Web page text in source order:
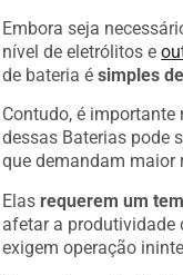
Embora seja
nível de eletrólitos e
de bateria ésimples
Contudo, é importante
dessas Baterias pode
que demandam maior
Elas requerem um
afetar a produtividade
exigem operação